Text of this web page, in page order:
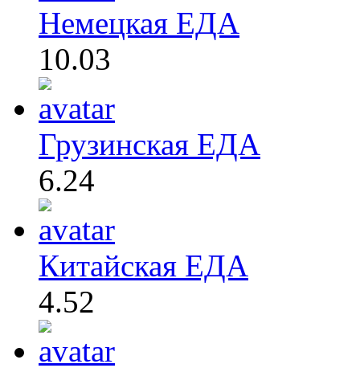
Немецкая ЕДА
10.03
Грузинская ЕДА
6.24
Китайская ЕДА
4.52